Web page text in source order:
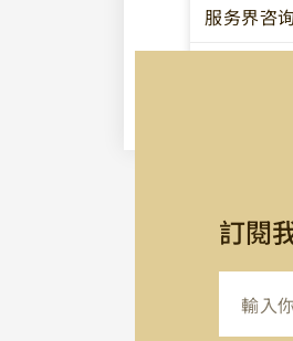
服务界咨
訂閱